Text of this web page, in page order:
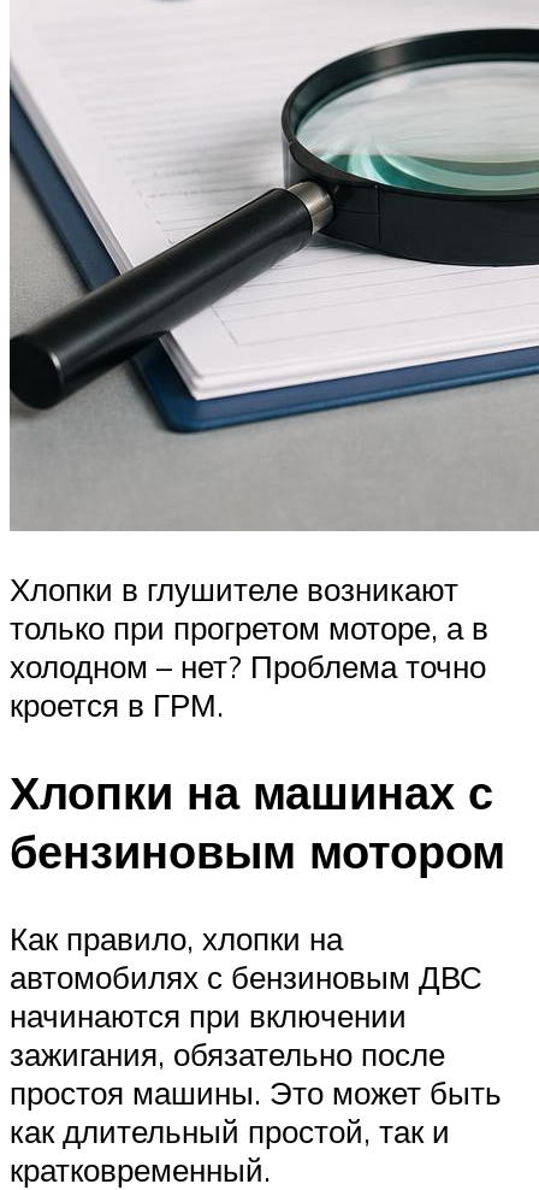
Хлопки в глушителе возникают
только при прогретом моторе, а в
холодном – нет? Проблема точно
кроется в ГРМ.
Хлопки на машинах с
бензиновым мотором
Как правило, хлопки на
автомобилях с бензиновым ДВС
начинаются при включении
зажигания, обязательно после
простоя машины. Это может быть
как длительный простой, так и
кратковременный.